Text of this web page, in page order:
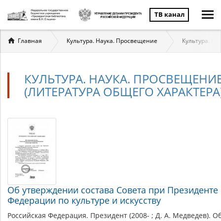
ТВ канал
Вы
здесь
Главная Культура. Наука. Просвещение Культура.
КУЛЬТУРА. НАУКА.
(ЛИТЕРАТУРА ОБЩЕГО
Культура.
Наука.
Просвещение
(литература
общего
Материалы
по
теме
Об утверждении состава Совета при Президенте
Федерации по культуре и искусству
Российская Федерация. Президент (2008- ; Д. А. Медведев).